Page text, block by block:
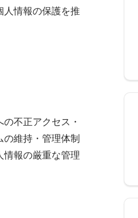
人情報の保護を推
不正アクセス・
維持・管理体制
情報の厳重な管理